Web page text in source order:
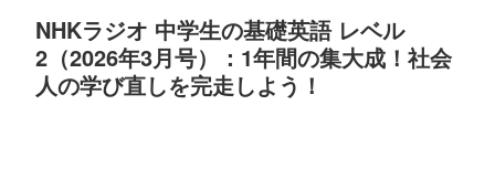
NHKラジオ 中学生の基礎英語 レベル
2（2026年3月号）：1年間の集大成！社会
人の学び直しを完走しよう！